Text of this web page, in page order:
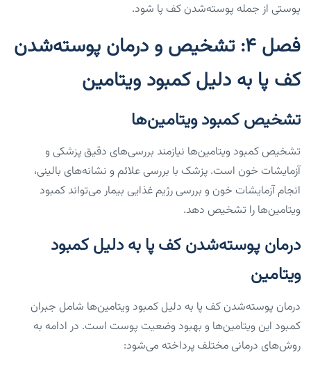
پوستی از جمله پوسته‌شدن کف پا شود.
فصل ۴: تشخیص و درمان پوسته‌شدن
کف پا به دلیل کمبود ویتامین
تشخیص کمبود ویتامین‌ها
تشخیص کمبود ویتامین‌ها نیازمند بررسی‌های دقیق پزشکی و
آزمایشات خون است. پزشک با بررسی علائم و نشانه‌های بالینی،
انجام آزمایشات خون و بررسی رژیم غذایی بیمار می‌تواند کمبود
ویتامین‌ها را تشخیص دهد.
درمان پوسته‌شدن کف پا به دلیل کمبود
ویتامین
درمان پوسته‌شدن کف پا به دلیل کمبود ویتامین‌ها شامل جبران
کمبود این ویتامین‌ها و بهبود وضعیت پوست است. در ادامه به
روش‌های درمانی مختلف پرداخته می‌شود: